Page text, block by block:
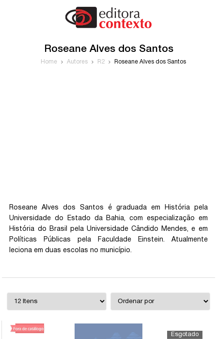
Roseane Alves dos Santos
Home Autores R2 Roseane Alves dos Santos
Roseane Alves dos Santos é graduada em História pela
Universidade do Estado da Bahia, com especialização em
História do Brasil pela Universidade Cândido Mendes, e em
Políticas Públicas pela Faculdade Einstein. Atualmente
leciona em duas escolas no município.